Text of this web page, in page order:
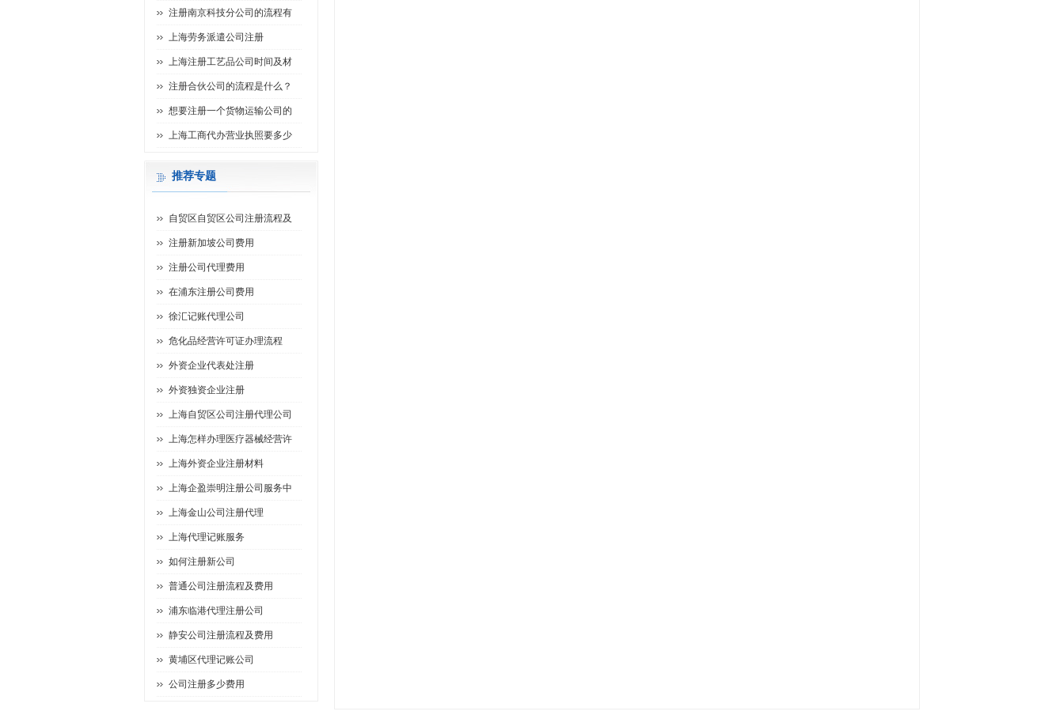
注册南京科技分公司的流程有
上海劳务派遣公司注册
上海注册工艺品公司时间及材
注册合伙公司的流程是什么？
想要注册一个货物运输公司的
上海工商代办营业执照要多少
推荐专题
自贸区自贸区公司注册流程及
注册新加坡公司费用
注册公司代理费用
在浦东注册公司费用
徐汇记账代理公司
危化品经营许可证办理流程
外资企业代表处注册
外资独资企业注册
上海自贸区公司注册代理公司
上海怎样办理医疗器械经营许
上海外资企业注册材料
上海企盈崇明注册公司服务中
上海金山公司注册代理
上海代理记账服务
如何注册新公司
普通公司注册流程及费用
浦东临港代理注册公司
静安公司注册流程及费用
黄埔区代理记账公司
公司注册多少费用